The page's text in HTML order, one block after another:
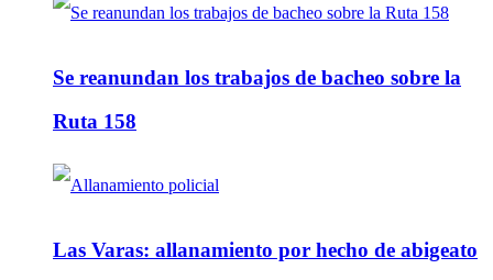
Se reanundan los trabajos de bacheo sobre la
Ruta 158
Las Varas: allanamiento por hecho de abigeato